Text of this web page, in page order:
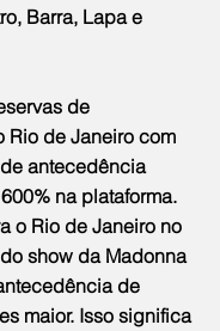
Barra, Lapa e
de
Rio de Janeiro com
antecedência
na plataforma.
o Rio de Janeiro no
show da Madonna
de
maior. Isso significa